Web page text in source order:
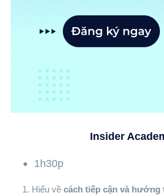
Insider
1h30p
1. Hiểu về cách tiếp cận và hướng